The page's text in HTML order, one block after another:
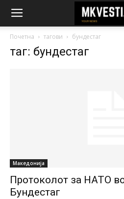
Почетна тагови бундестаг
таг: бундестаг
Македонија
Протоколот за НАТО
Бундестаг